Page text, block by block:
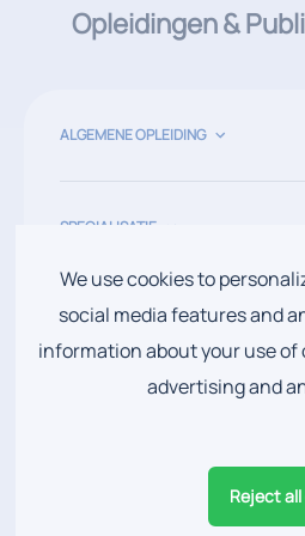
Opleidingen &
ALGEMENE OPLEIDING
Heilig Hart Ziekenhuis, Lier
AZ Monica, Antwerpen
SPECIALISATIE
Ambroise-Paré APHP, Parijs
Centre Santy, Lyon (FR)
Schulthess Klinik, Zürich
PUBLICATIES
Klik hier voor de publicaties
Vervaecke op Pubmed
Vervaecke op ReseachGate
We use cookies to
social media features and
information about your use
advertising and
Reject